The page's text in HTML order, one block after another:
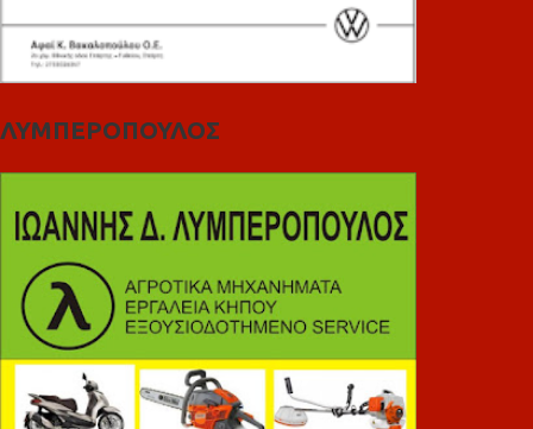
ΛΥΜΠΕΡΟΠΟΥΛΟΣ